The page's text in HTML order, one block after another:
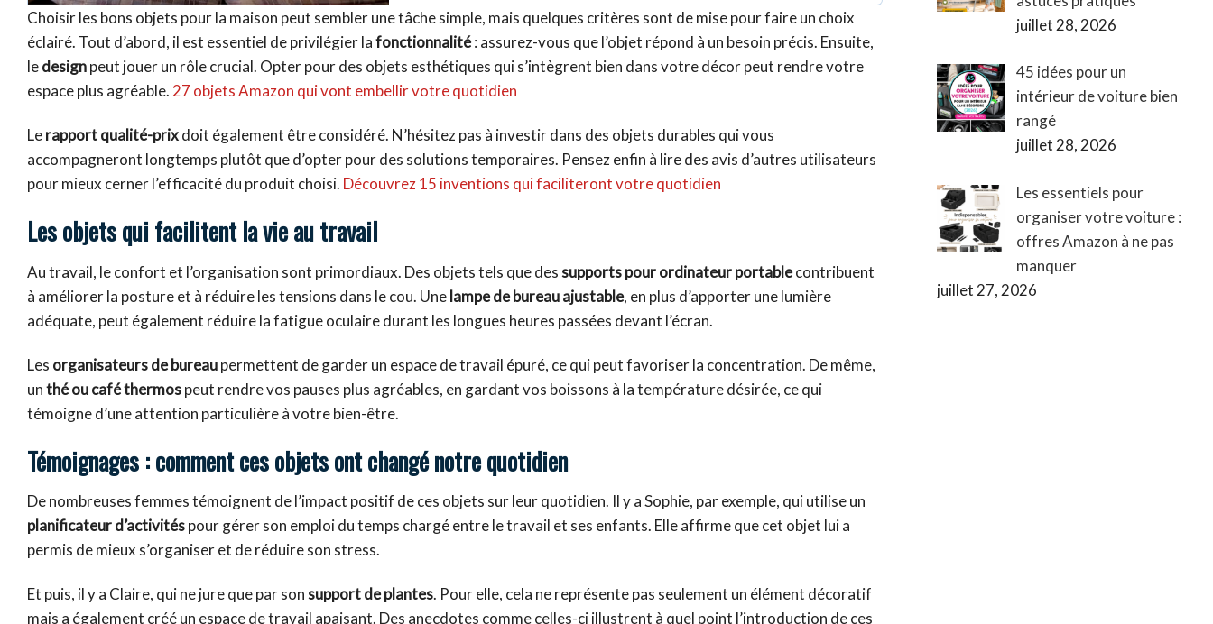
Choisir les bons objets pour la maison peut sembler une tâche simple, mais quelques critères sont de mise pour faire un choix
éclairé. Tout d’abord, il est essentiel de privilégier lafonctionnalité: assurez-vous que l’objet répond à un besoin précis. Ensuite,
ledesignpeut jouer un rôle crucial. Opter pour des objets esthétiques qui s’intègrent bien dans votre décor peut rendre votre
espace plus agréable. 27 objets Amazon qui vont embellir votre quotidien
Lerapport qualité-prixdoit également être considéré. N’hésitez pas à investir dans des objets durables qui vous
accompagneront longtemps plutôt que d’opter pour des solutions temporaires. Pensez enfin à lire des avis d’autres utilisateurs
pour mieux cerner l’efficacité du produit choisi. Découvrez 15 inventions qui faciliteront votre quotidien
Les objets qui facilitent la vie au travail
Au travail, le confort et l’organisation sont primordiaux. Des objets tels que dessupports pour ordinateur portablecontribuent
à améliorer la posture et à réduire les tensions dans le cou. Unelampe de bureau ajustable, en plus d’apporter une lumière
adéquate, peut également réduire la fatigue oculaire durant les longues heures passées devant l’écran.
Les organisateurs de bureaupermettent de garder un espace de travail épuré, ce qui peut favoriser la concentration. De même,
unthé ou café thermospeut rendre vos pauses plus agréables, en gardant vos boissons à la température désirée, ce qui
témoigne d’une attention particulière à votre bien-être.
Témoignages : comment ces objets ont changé notre quotidien
De nombreuses femmes témoignent de l’impact positif de ces objets sur leur quotidien. Il y a Sophie, par exemple, qui utilise un
planificateur d’activitéspour gérer son emploi du temps chargé entre le travail et ses enfants. Elle affirme que cet objet lui a
permis de mieux s’organiser et de réduire son stress.
Et puis, il y a Claire, qui ne jure que par sonsupport de plantes. Pour elle, cela ne représente pas seulement un élément décoratif
mais a également créé un espace de travail apaisant. Des anecdotes comme celles-ci illustrent à quel point l’introduction de ces
juillet 28, 2026
45 idées pour un
intérieur de voiture bien
rangé
juillet 28, 2026
Les essentiels pour
organiser votre voiture :
offres Amazon à ne pas
manquer
juillet 27, 2026